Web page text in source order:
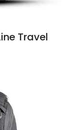
Travel